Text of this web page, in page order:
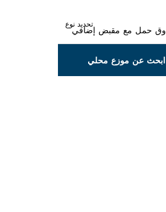
تحديد نوع
ابحث عن موزع محلي